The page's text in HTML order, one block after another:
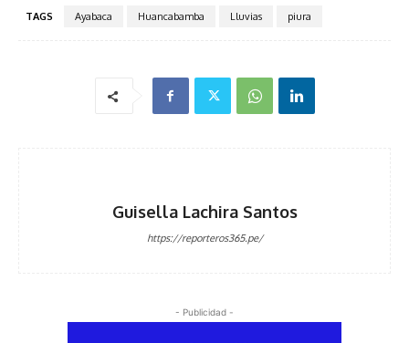
TAGS Ayabaca Huancabamba Lluvias piura
Guisella Lachira Santos
https://reporteros365.pe/
- Publicidad -